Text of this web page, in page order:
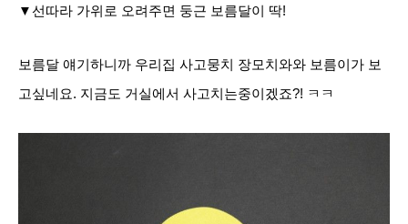
▼선따라 가위로 오려주면 둥근 보름달이 딱!
보름달 얘기하니까 우리집 사고뭉치 장모치와와 보름이가 보
고싶네요. 지금도 거실에서 사고치는중이겠죠?! ㅋㅋ